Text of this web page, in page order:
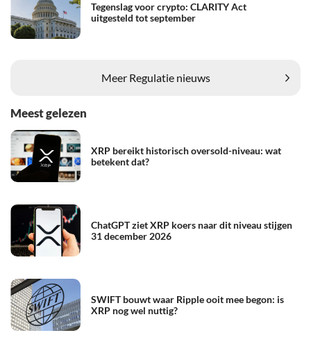
Tegenslag voor crypto: CLARITY Act
uitgesteld tot september
Meer Regulatie nieuws
Meest gelezen
XRP bereikt historisch oversold-niveau: wat
betekent dat?
ChatGPT ziet XRP koers naar dit niveau stijgen
31 december 2026
SWIFT bouwt waar Ripple ooit mee begon: is
XRP nog wel nuttig?